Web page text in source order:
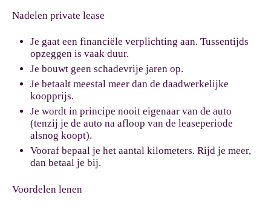
Nadelen private lease
Je gaat een financiële verplichting aan. Tussentijds
opzeggen is vaak duur.
Je bouwt geen schadevrije jaren op.
Je betaalt meestal meer dan de daadwerkelijke
koopprijs.
Je wordt in principe nooit eigenaar van de auto
(tenzij je de auto na afloop van de leaseperiode
alsnog koopt).
Vooraf bepaal je het aantal kilometers. Rijd je meer,
dan betaal je bij.
Voordelen lenen